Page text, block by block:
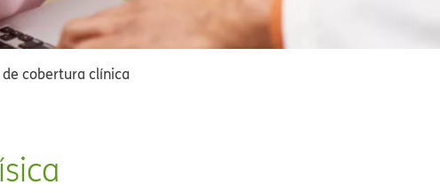
cobertura clínica​​